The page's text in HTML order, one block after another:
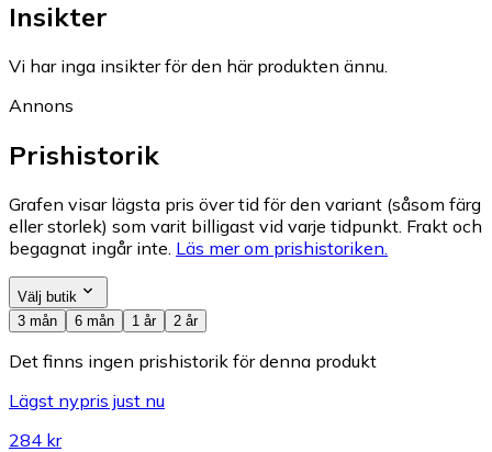
Insikter
Vi har inga insikter för den här produkten ännu.
Annons
Prishistorik
Grafen visar lägsta pris över tid för den variant (såsom färg
eller storlek) som varit billigast vid varje tidpunkt. Frakt och
begagnat ingår inte. Läs mer om prishistoriken.
Välj butik
3 mån
6 mån 1 år 2 år
Det finns ingen prishistorik för denna produkt
Lägst nypris just nu
284 kr